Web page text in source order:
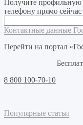
Получите профильную
телефону прямо сейчас
Контактные данные
Перейти на портал
8 800 100-70-10
Популярные статьи